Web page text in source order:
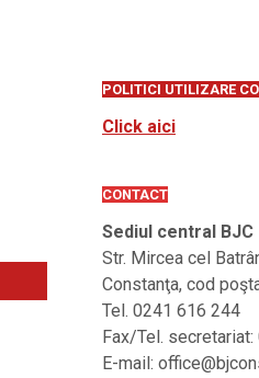
POLITICI UTILIZARE
Click aici
CONTACT
Sediul central BJC
Str. Mircea cel
Constanţa, cod
Tel. 0241 616 244
Fax/Tel.
E-mail: